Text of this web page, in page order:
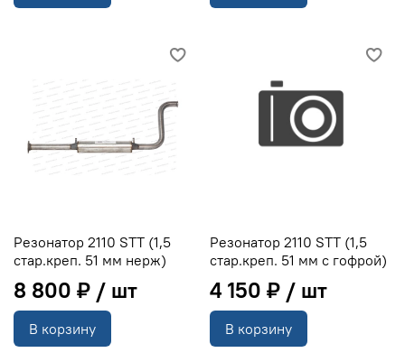
Резонатор 2110 STT (1,5
стар.креп. 51 мм нерж)
8 800 ₽
В корзину
Резонатор 2110 STT (1,5
стар.креп. 51 мм с гофрой)
4 150 ₽
В корзину